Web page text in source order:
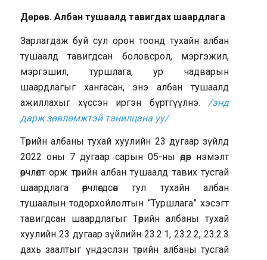
Дөрөв. Албан тушаалд тавигдах шаардлага
Зарлагдаж буй сул орон тоонд тухайн албан
тушаалд тавигдсан боловсрол, мэргэжил,
мэргэшил, туршлага, ур чадварын
шаардлагыг хангасан, энэ албан тушаалд
ажиллахыг хүссэн иргэн бүртгүүлнэ. /энд
дарж зөвлөмжтэй танилцана уу/
Төрийн албаны тухай хуулийн 23 дугаар зүйлд
2022 оны 7 дугаар сарын 05-ны өдөр нэмэлт
өөрчлөлт орж төрийн албан тушаалд тавих тусгай
шаардлага өөрчлөгдсөн тул тухайн албан
тушаалын тодорхойлолтын “Туршлага” хэсэгт
тавигдсан шаардлагыг Төрийн албаны тухай
хуулийн 23 дугаар зүйлийн 23.2.1, 23.2.2, 23.2.3
дахь заалтыг үндэслэн төрийн албаны тусгай